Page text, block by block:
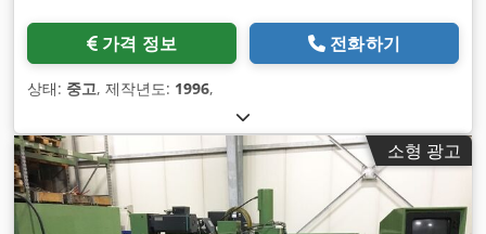
가격 정보 전화하기
상태: 중고, 제작년도: 1996,
소형 광고